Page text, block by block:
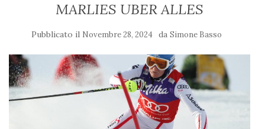
MARLIES UBER ALLES
Pubblicato il Novembre 28, 2024 da Simone Basso